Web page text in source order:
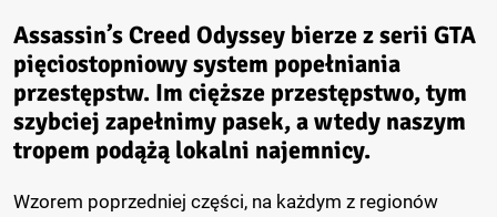
Assassin’s Creed Odyssey bierze z serii GTA
pięciostopniowy system popełniania
przestępstw. Im cięższe przestępstwo, tym
szybciej zapełnimy pasek, a wtedy naszym
tropem podążą lokalni najemnicy.
Wzorem poprzedniej części, na każdym z regionów